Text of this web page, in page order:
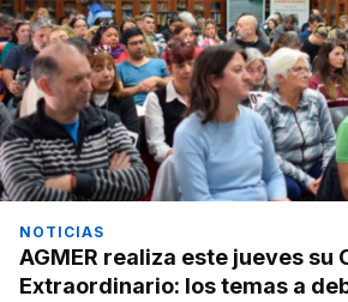
NOTICIAS
AGMER realiza este jueves su
Extraordinario: los temas a